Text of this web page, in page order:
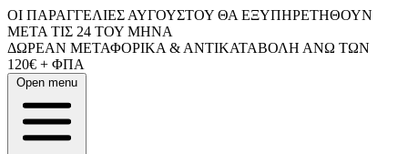
ΟΙ ΠΑΡΑΓΓΕΛΙΕΣ ΑΥΓΟΥΣΤΟΥ ΘΑ ΕΞΥΠΗΡΕΤΗΘΟΥΝ
ΜΕΤΑ ΤΙΣ 24 ΤΟΥ ΜΗΝΑ
ΔΩΡΕΑΝ ΜΕΤΑΦΟΡΙΚΑ & ΑΝΤΙΚΑΤΑΒΟΛΗ ΑΝΩ ΤΩΝ
120€ + ΦΠΑ
Open menu